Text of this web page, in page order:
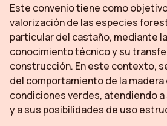
Este convenio tiene como
valorización de las especies
particular del castaño, mediante
conocimiento técnico y su
construcción. En este contexto,
del comportamiento de la madera
condiciones verdes, atendiendo
y a sus posibilidades de uso